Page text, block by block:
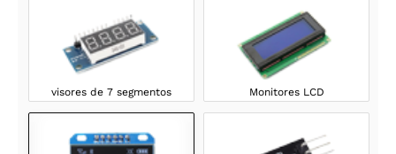
visores de 7 segmentos Monitores LCD